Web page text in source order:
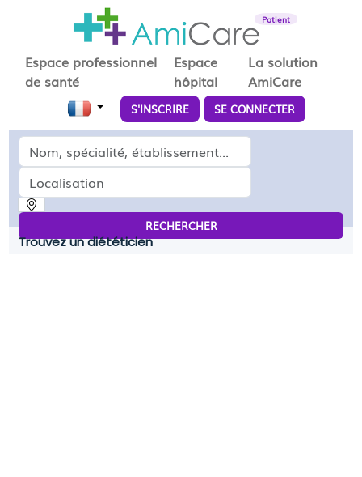
Patient
Espace professionnel
de santé
Espace
hôpital
La solution
AmiCare
S'INSCRIRE SE CONNECTER
Médecin, spécialité, établissement...
Localisation
RECHERCHER
Trouvez un diététicien